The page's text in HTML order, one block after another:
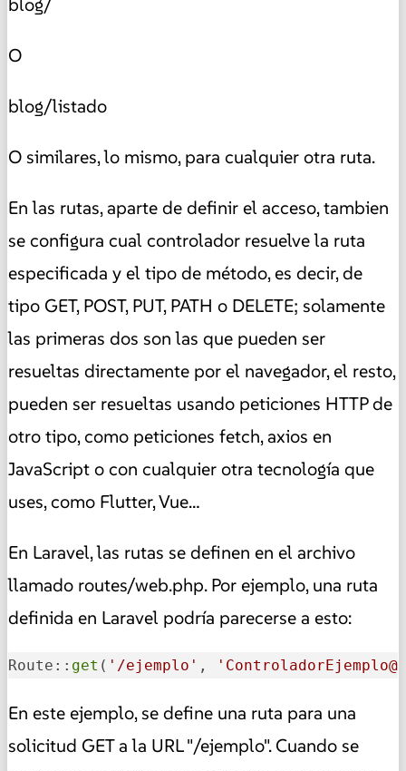
O
blog/listado
O similares, lo mismo, para cualquier otra ruta.
En las rutas, aparte de definir el acceso, tambien
se configura cual controlador resuelve la ruta
especificada y el tipo de método, es decir, de
tipo GET, POST, PUT, PATH o DELETE; solamente
las primeras dos son las que pueden ser
resueltas directamente por el navegador, el resto,
pueden ser resueltas usando peticiones HTTP de
otro tipo, como peticiones fetch, axios en
JavaScript o con cualquier otra tecnología que
uses, como Flutter, Vue…
En Laravel, las rutas se definen en el archivo
llamado routes/web.php. Por ejemplo, una ruta
definida en Laravel podría parecerse a esto:
Route:: get ( '/ejemplo' ,
En este ejemplo, se define una ruta para una
solicitud GET a la URL "/ejemplo". Cuando se